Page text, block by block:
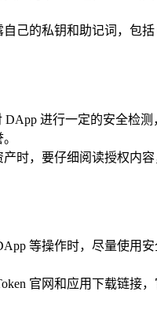
己的私钥和助记词，包括
DApp 进行一定的安全检
产时，要仔细阅读授权内
等操作时，尽量使用
官网和应用下载链接